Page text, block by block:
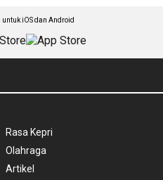
iOS dan Android
Rasa Kepri
Olahraga
Artikel